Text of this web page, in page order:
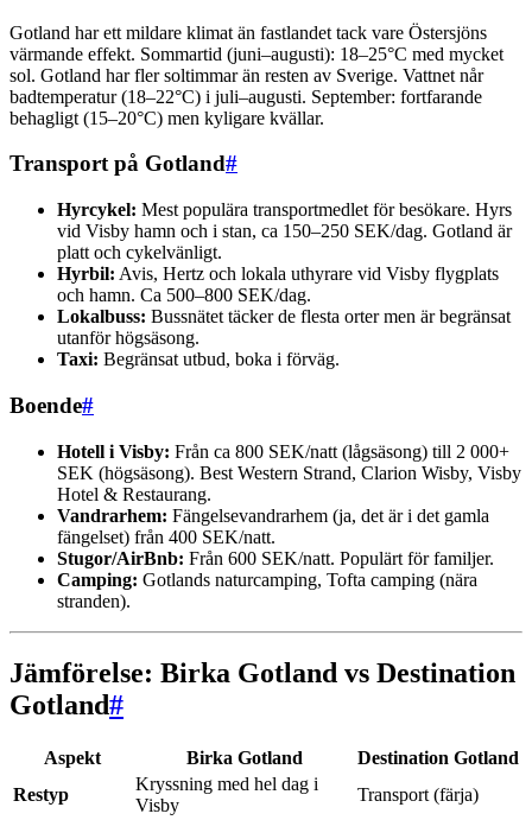
Gotland har ett mildare klimat än fastlandet tack vare Östersjöns
värmande effekt. Sommartid (juni–augusti): 18–25°C med mycket
sol. Gotland har fler soltimmar än resten av Sverige. Vattnet når
badtemperatur (18–22°C) i juli–augusti. September: fortfarande
behagligt (15–20°C) men kyligare kvällar.
Transport på Gotland#
Hyrcykel: Mest populära transportmedlet för besökare. Hyrs
vid Visby hamn och i stan, ca 150–250 SEK/dag. Gotland är
platt och cykelvänligt.
Hyrbil: Avis, Hertz och lokala uthyrare vid Visby flygplats
och hamn. Ca 500–800 SEK/dag.
Lokalbuss: Bussnätet täcker de flesta orter men är begränsat
utanför högsäsong.
Taxi: Begränsat utbud, boka i förväg.
Boende#
Hotell i Visby: Från ca 800 SEK/natt (lågsäsong) till 2 000+
SEK (högsäsong). Best Western Strand, Clarion Wisby, Visby
Hotel & Restaurang.
Vandrarhem: Fängelsevandrarhem (ja, det är i det gamla
fängelset) från 400 SEK/natt.
Stugor/AirBnb: Från 600 SEK/natt. Populärt för familjer.
Camping: Gotlands naturcamping, Tofta camping (nära
stranden).
Jämförelse: Birka Gotland vs Destination
Gotland#
Aspekt Birka Gotland
Destination Gotland
Restyp
Kryssning med hel dag i
Visby
Transport (färja)